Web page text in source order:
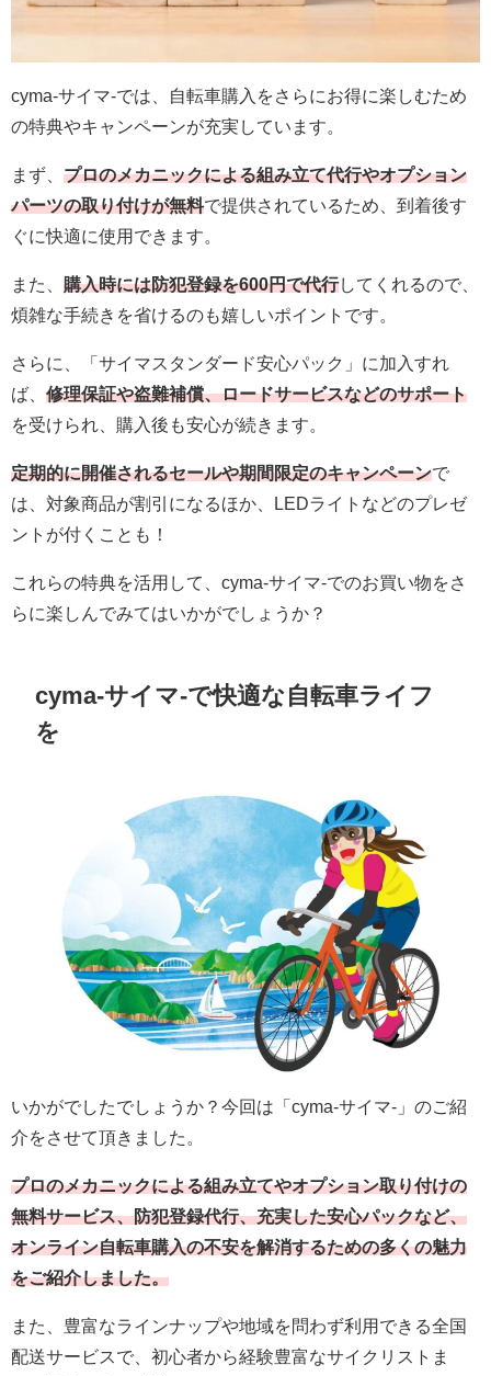
cyma-サイマ-では、自転車購入をさらにお得に楽しむため
の特典やキャンペーンが充実しています。
まず、 プロのメカニックによる組み立て代行やオプション
パーツの取り付けが無料で提供されているため、到着後す
ぐに快適に使用できます。
また、 購入時には防犯登録を600円で代行してくれるので、
煩雑な手続きを省けるのも嬉しいポイントです。
さらに、「サイマスタンダード安心パック」に加入すれ
ば、 修理保証や盗難補償、ロードサービスなどのサポート
を受けられ、購入後も安心が続きます。
定期的に開催されるセールや期間限定のキャンペーンで
は、対象商品が割引になるほか、LEDライトなどのプレゼ
ントが付くことも！
これらの特典を活用して、cyma-サイマ-でのお買い物をさ
らに楽しんでみてはいかがでしょうか？
cyma-サイマ-で快適な自転車ライフ
を
いかがでしたでしょうか？今回は「cyma-サイマ-」のご紹
介をさせて頂きました。
プロのメカニックによる組み立てやオプション取り付けの
無料サービス、防犯登録代行、充実した安心パックなど、
オンライン自転車購入の不安を解消するための多くの魅力
をご紹介しました。
また、豊富なラインナップや地域を問わず利用できる全国
配送サービスで、初心者から経験豊富なサイクリストま